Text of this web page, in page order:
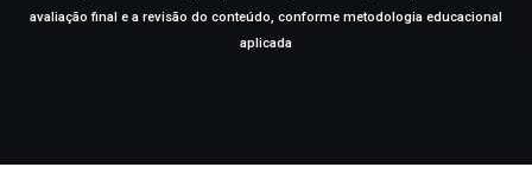
avaliação final e a revisão do conteúdo, conforme metodologia educacional
aplicada